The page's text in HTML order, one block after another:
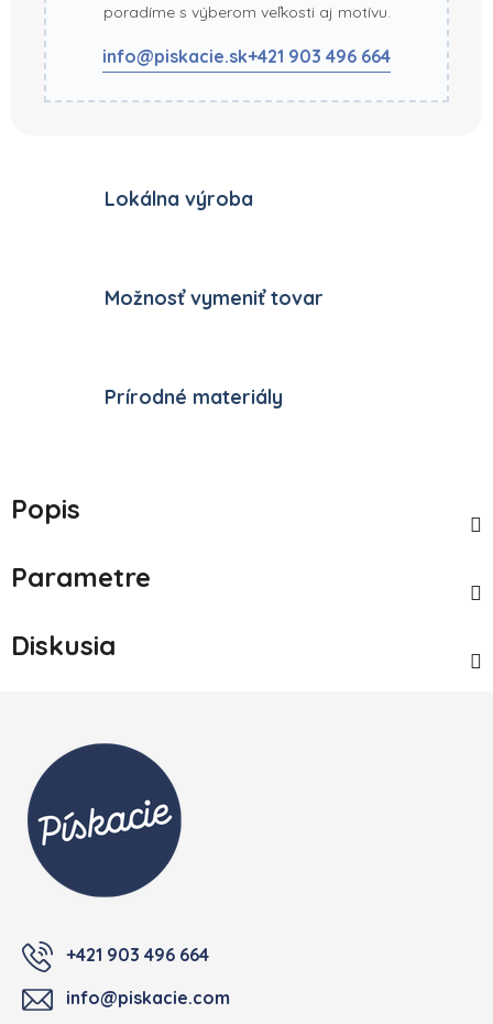
poradíme s výberom veľkosti aj motívu.
info@piskacie.sk+421 903 496 664
Lokálna výroba
Možnosť vymeniť tovar
Prírodné materiály
Popis
Parametre
Diskusia
+421 903 496 664
info@piskacie.com